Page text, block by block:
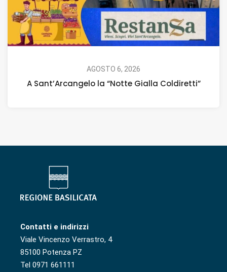
AGOSTO 6, 2026
A Sant’Arcangelo la “Notte Gialla Coldiretti”
Contatti e indirizzi
Viale Vincenzo Verrastro, 4
85100 Potenza PZ
Tel 0971 661111